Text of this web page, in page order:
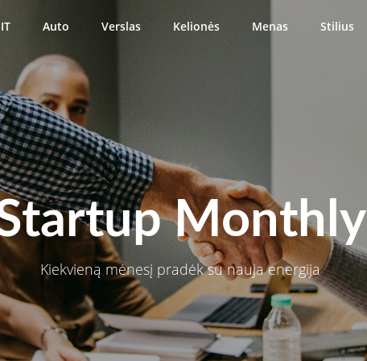
IT Auto Verslas Kelionės Menas Stilius
Monthly
Kiekvieną mėnesį pradėk su nauja energija